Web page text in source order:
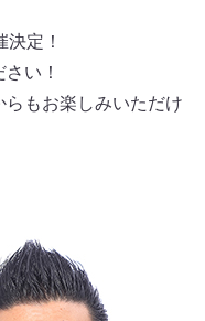
定！
い！
もお楽しみいただけ